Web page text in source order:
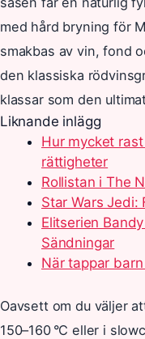
med hård bryning för
smakbas av vin, fond
den klassiska
klassar som den
Liknande inlägg
Hur mycket
rättigheter
Rollistan i The
Star Wars Jedi:
Elitserien
Sändningar
När tappar
Oavsett om du väljer
150–160 °C eller i